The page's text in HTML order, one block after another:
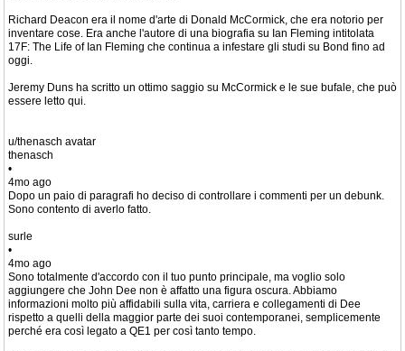
Richard Deacon era il nome d'arte di Donald McCormick, che era notorio per
inventare cose. Era anche l'autore di una biografia su Ian Fleming intitolata
17F: The Life of Ian Fleming che continua a infestare gli studi su Bond fino ad
oggi.
Jeremy Duns ha scritto un ottimo saggio su McCormick e le sue bufale, che può
essere letto qui.
u/thenasch avatar
thenasch
•
4mo ago
Dopo un paio di paragrafi ho deciso di controllare i commenti per un debunk.
Sono contento di averlo fatto.
surle
•
4mo ago
Sono totalmente d'accordo con il tuo punto principale, ma voglio solo
aggiungere che John Dee non è affatto una figura oscura. Abbiamo
informazioni molto più affidabili sulla vita, carriera e collegamenti di Dee
rispetto a quelli della maggior parte dei suoi contemporanei, semplicemente
perché era così legato a QE1 per così tanto tempo.